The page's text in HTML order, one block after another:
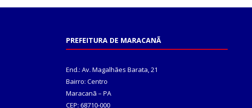
PREFEITURA DE MARACANÃ
End.: Av. Magalhães Barata, 21
Bairro: Centro
Maracanã – PA
CEP: 68710-000